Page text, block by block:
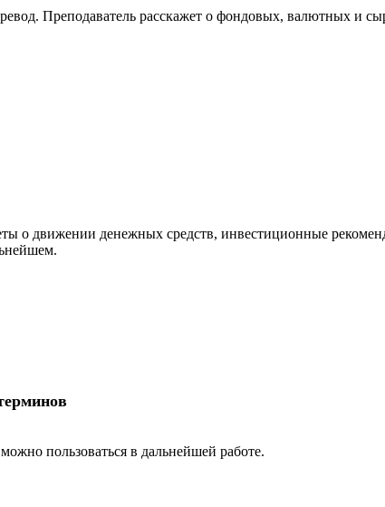
Преподаватель расскажет о фондовых, валютных и
о движении денежных средств, инвестиционные
пользоваться в дальнейшей работе.